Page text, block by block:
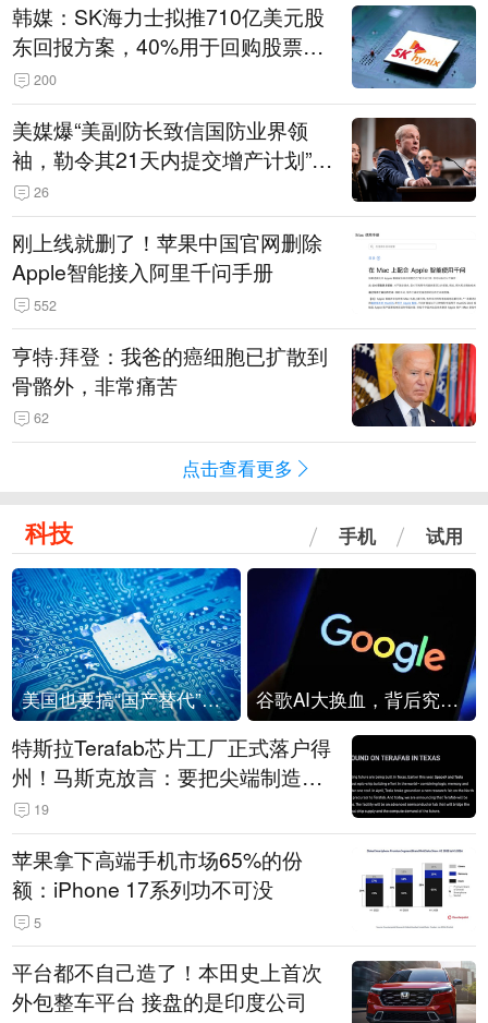
韩媒：SK海力士拟推710亿美元股
东回报方案，40%用于回购股票，
相当于美股发行规模
200
美媒爆“美副防长致信国防业界领
袖，勒令其21天内提交增产计划”，
五角大楼回应
26
刚上线就删了！苹果中国官网删除
Apple智能接入阿里千问手册
552
亨特·拜登：我爸的癌细胞已扩散到
骨骼外，非常痛苦
62
点击查看更多
科技 手机 试用
美国也要搞“国产替代”？先算清三笔账 谷歌AI大换血，背后究竟发生了什么？
特斯拉Terafab芯片工厂正式落户得
州！马斯克放言：要把尖端制造带
回美国
19
苹果拿下高端手机市场65%的份
额：iPhone 17系列功不可没
5
平台都不自己造了！本田史上首次
外包整车平台 接盘的是印度公司